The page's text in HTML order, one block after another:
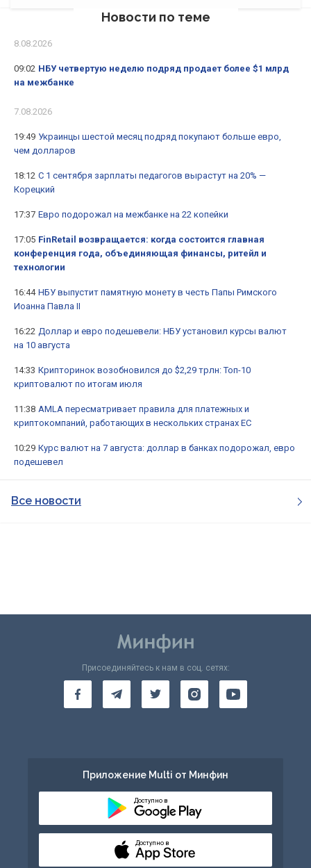
Новости по теме
8.08.2026
09:02 НБУ четвертую неделю подряд продает более $1 млрд
на межбанке
7.08.2026
19:49 Украинцы шестой месяц подряд покупают больше евро,
чем долларов
18:12 С 1 сентября зарплаты педагогов вырастут на 20% —
Корецкий
17:37 Евро подорожал на межбанке на 22 копейки
17:05 FinRetail возвращается: когда состоится главная
конференция года, объединяющая финансы, ритейл и
технологии
16:44 НБУ выпустит памятную монету в честь Папы Римского
Иоанна Павла II
16:22 Доллар и евро подешевели: НБУ установил курсы валют
на 10 августа
14:33 Крипторинок возобновился до $2,29 трлн: Топ-10
криптовалют по итогам июля
11:38 AMLA пересматривает правила для платежных и
криптокомпаний, работающих в нескольких странах ЕС
10:29 Курс валют на 7 августа: доллар в банках подорожал, евро
подешевел
Все новости
Присоединяйтесь к нам в соц. сетях:
Приложение Multi от Минфин
Доступно в
Доступно в